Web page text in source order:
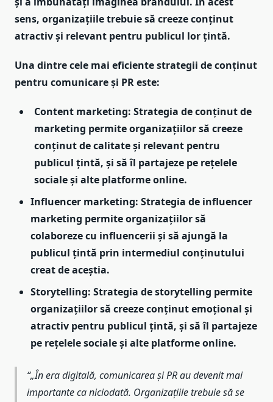
sens, organizațiile trebuie să creeze conținut
atractiv și relevant pentru publicul lor țintă.
Una dintre cele mai eficiente strategii de conținut
pentru comunicare și PR este:
Content marketing: Strategia de conținut de
marketing permite organizațiilor să creeze
conținut de calitate și relevant pentru
publicul țintă, și să îl partajeze pe rețelele
sociale și alte platforme online.
Influencer marketing: Strategia de influencer
marketing permite organizațiilor să
colaboreze cu influencerii și să ajungă la
publicul țintă prin intermediul conținutului
creat de aceștia.
Storytelling: Strategia de storytelling permite
organizațiilor să creeze conținut emoțional și
atractiv pentru publicul țintă, și să îl partajeze
pe rețelele sociale și alte platforme online.
„În era digitală, comunicarea și PR au devenit mai
importante ca niciodată. Organizațiile trebuie să se